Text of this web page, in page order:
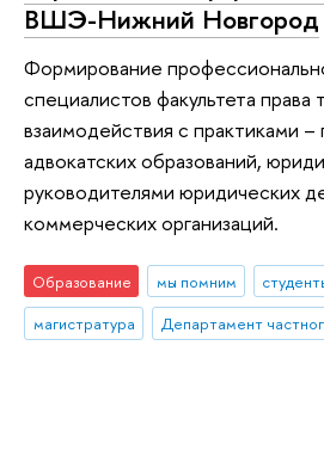
ВШЭ-Нижний Новгород
Формирование
специалистов факультета права
взаимодействия с практиками
адвокатских образований,
руководителями юридических
коммерческих организаций.
Образование мы помним
магистратура
Департамент